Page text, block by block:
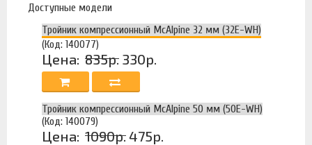
Доступные модели
Тройник компрессионный McAlpine 32 мм (32E-WH)
(Код: 140077)
Цена: 835р. 330р.
Тройник компрессионный McAlpine 50 мм (50E-WH)
(Код: 140079)
Цена: 1090р. 475р.